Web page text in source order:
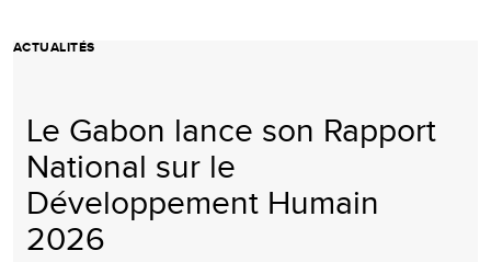
ACTUALITÉS
Le Gabon lance son Rapport
National sur le
Développement Humain
2026